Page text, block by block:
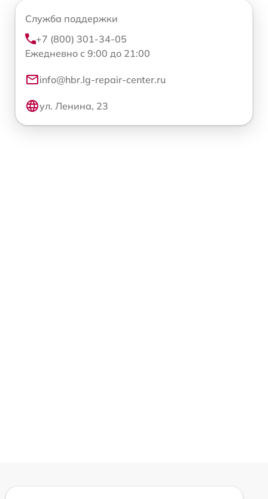
Служба поддержки
+7 (800) 301-34-05
Ежедневно с 9:00 до 21:00
info@hbr.lg-repair-center.ru
ул. Ленина, 23